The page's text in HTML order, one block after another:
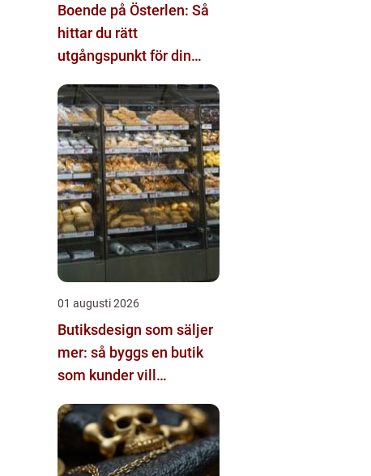
Boende på Österlen: Så
hittar du rätt
utgångspunkt för din
01 augusti 2026
Butiksdesign som säljer
mer: så byggs en butik
som kunder vill